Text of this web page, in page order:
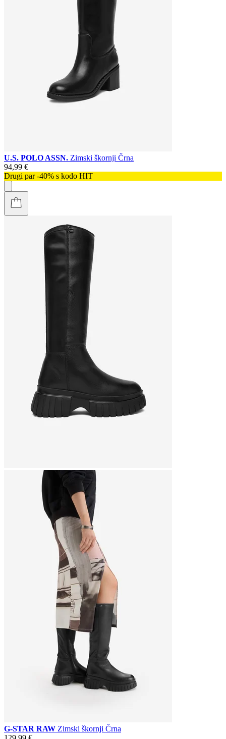
U.S. POLO ASSN. Zimski škornji Črna
94,99 €
Drugi par -40% s kodo HIT
G-STAR RAW Zimski škornji Črna